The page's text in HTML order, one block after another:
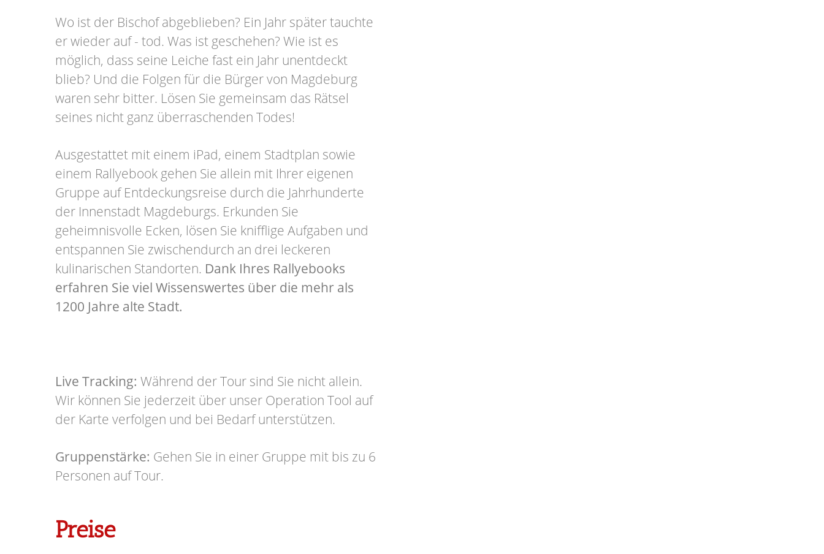
Wo ist der Bischof abgeblieben? Ein Jahr später tauchte
er wieder auf - tod. Was ist geschehen? Wie ist es
möglich, dass seine Leiche fast ein Jahr unentdeckt
blieb? Und die Folgen für die Bürger von Magdeburg
waren sehr bitter. Lösen Sie gemeinsam das Rätsel
seines nicht ganz überraschenden Todes!
Ausgestattet mit einem iPad, einem Stadtplan sowie
einem Rallyebook gehen Sie allein mit Ihrer eigenen
Gruppe auf Entdeckungsreise durch die Jahrhunderte
der Innenstadt Magdeburgs. Erkunden Sie
geheimnisvolle Ecken, lösen Sie knifflige Aufgaben und
entspannen Sie zwischendurch an drei leckeren
kulinarischen Standorten. Dank Ihres Rallyebooks
erfahren Sie viel Wissenswertes über die mehr als
1200 Jahre alte Stadt.
Live Tracking: Während der Tour sind Sie nicht allein.
Wir können Sie jederzeit über unser Operation Tool auf
der Karte verfolgen und bei Bedarf unterstützen.
Gruppenstärke: Gehen Sie in einer Gruppe mit bis zu 6
Personen auf Tour.
Preise